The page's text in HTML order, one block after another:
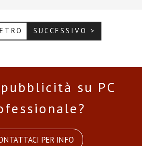
SUCCESSIVO >
su PC
PER INFO